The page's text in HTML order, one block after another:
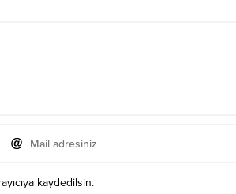
kaydedilsin.